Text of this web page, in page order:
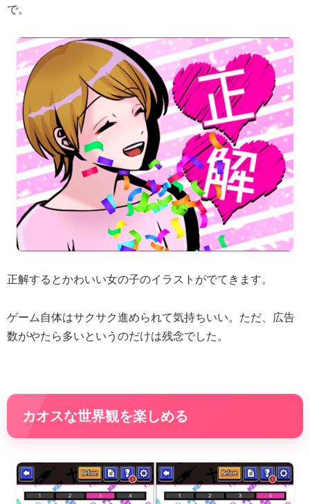
で。
正解するとかわいい女の子のイラストがでてきます。
ゲーム自体はサクサク進められて気持ちいい。ただ、広告
数がやたら多いというのだけは残念でした。
カオスな世界観を楽しめる